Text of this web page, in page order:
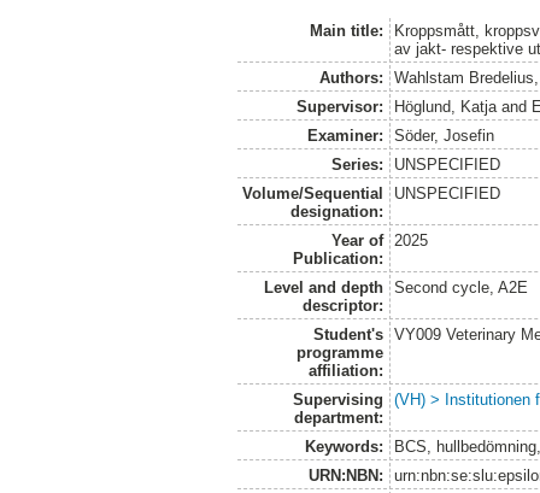
Main title:
Kroppsmått,
av jakt- respektive
Authors:
Wahlstam
Supervisor:
Höglund, Katja and
Examiner:
Söder, Josefin
Series:
UNSPECIFIED
Volume/Sequential
designation:
UNSPECIFIED
Year of
Publication:
2025
Level and depth
descriptor:
Second cycle, A2E
Student's
programme
affiliation:
VY009 Veterinary
Supervising
department:
(VH) > Institutionen
Keywords:
BCS,
URN:NBN: